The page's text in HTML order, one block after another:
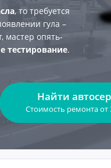
, то требуется
гула –
мастер опять-
тестирование.
Найти
Стоимость ремонтаот